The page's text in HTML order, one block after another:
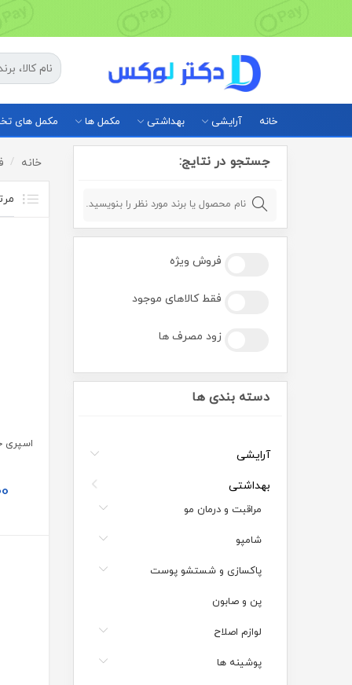
خانه آرایشی بهداشتی مکمل ها مکمل های
جستجو در نتایج:
فروش ویژه
فقط کالاهای موجود
زود مصرف ها
دسته بندی ها
آرایشی
بهداشتی
مراقبت و درمان مو
شامپو
پاکسازی و شستشو پوست
پن و صابون
لوازم اصلاح
پوشینه ها
خانه